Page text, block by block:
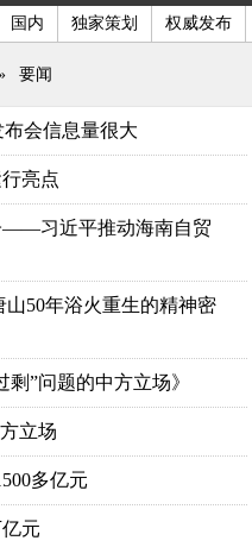
国内 独家策划 权威发布
要闻
布会信息量很大
亮点
——习近平推动海南自贸
50年浴火重生的精神密
”问题的中方立场》
立场
多亿元
元